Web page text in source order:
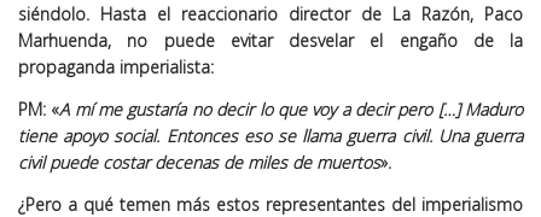
siéndolo. Hasta el reaccionario director de La Razón, Paco
Marhuenda, no puede evitar desvelar el engaño de la
propaganda imperialista:
PM: «A mí me gustaría no decir lo que voy a decir pero […] Maduro
tiene apoyo social. Entonces eso se llama guerra civil. Una guerra
civil puede costar decenas de miles de muertos».
¿Pero a qué temen más estos representantes del imperialismo